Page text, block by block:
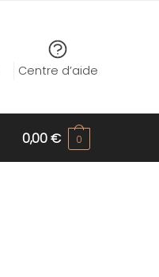
Centre d’aide
0,00€ 0